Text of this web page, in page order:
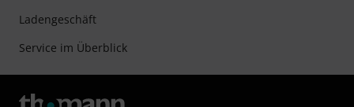
Ladengeschäft
Service im Überblick